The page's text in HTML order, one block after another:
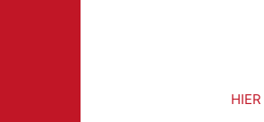
HIER